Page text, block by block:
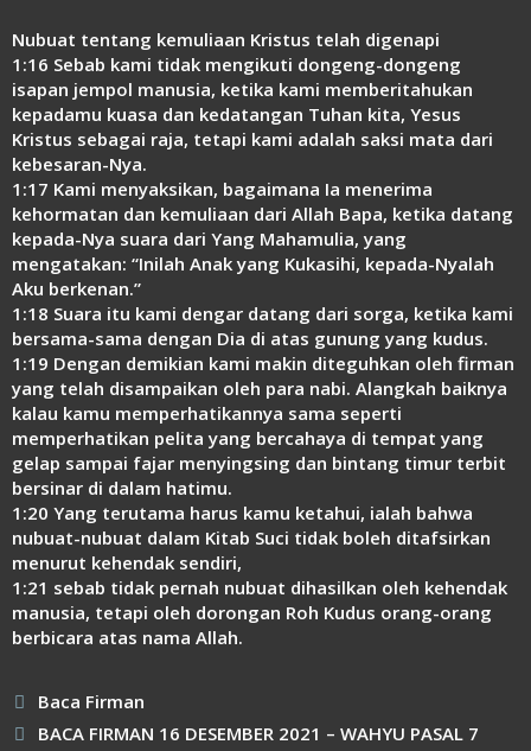
Nubuat tentang kemuliaan Kristus telah digenapi
1:16 Sebab kami tidak mengikuti dongeng-dongeng
isapan jempol manusia, ketika kami memberitahukan
kepadamu kuasa dan kedatangan Tuhan kita, Yesus
Kristus sebagai raja, tetapi kami adalah saksi mata dari
kebesaran-Nya.
1:17 Kami menyaksikan, bagaimana Ia menerima
kehormatan dan kemuliaan dari Allah Bapa, ketika datang
kepada-Nya suara dari Yang Mahamulia, yang
mengatakan: “Inilah Anak yang Kukasihi, kepada-Nyalah
Aku berkenan.”
1:18 Suara itu kami dengar datang dari sorga, ketika kami
bersama-sama dengan Dia di atas gunung yang kudus.
1:19 Dengan demikian kami makin diteguhkan oleh firman
yang telah disampaikan oleh para nabi. Alangkah baiknya
kalau kamu memperhatikannya sama seperti
memperhatikan pelita yang bercahaya di tempat yang
gelap sampai fajar menyingsing dan bintang timur terbit
bersinar di dalam hatimu.
1:20 Yang terutama harus kamu ketahui, ialah bahwa
nubuat-nubuat dalam Kitab Suci tidak boleh ditafsirkan
menurut kehendak sendiri,
1:21 sebab tidak pernah nubuat dihasilkan oleh kehendak
manusia, tetapi oleh dorongan Roh Kudus orang-orang
berbicara atas nama Allah.
Kategori
Baca Firman
BACA FIRMAN 16 DESEMBER 2021 – WAHYU PASAL 7